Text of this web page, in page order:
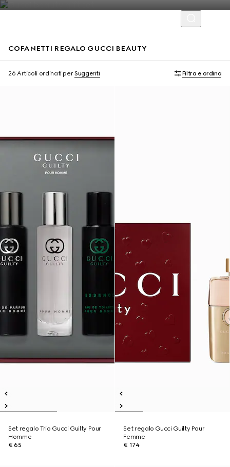
COFANETTI REGALO GUCCI BEAUTY
26 Articoli ordinati perSuggeriti Filtra e ordina
Novità
Set regalo Trio Gucci Guilty Pour
Homme
€ 65
Set regalo Gucci Guilty Pour
Femme
€ 174